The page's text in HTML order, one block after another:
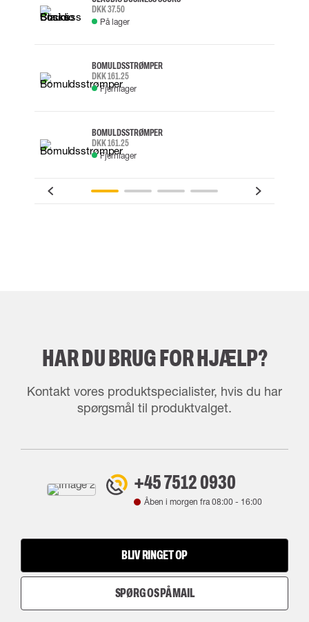
DKK 37.50
På lager
BOMULDSSTRØMPER
DKK 161.25
Fjernlager
BOMULDSSTRØMPER
DKK 161.25
Fjernlager
HAR DU BRUG FOR HJÆLP?
Kontakt vores produktspecialister, hvis du har
spørgsmål til produktvalget.
+45 7512 0930
Åben i morgen fra08:00 - 16:00
BLIV RINGET OP
SPØRG OS PÅ MAIL